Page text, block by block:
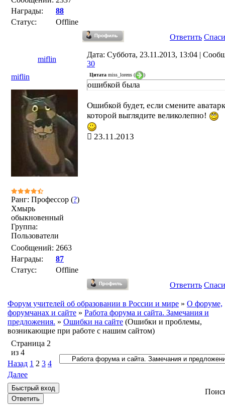
Награды:
88
Статус:
Offline
Ответить
miflin
Дата: Суббота, 23.11.2013, 13:04 |
30
miflin
Ранг: Профессор (?)
Хмырь
обыкновенный
Группа:
Пользователи
Сообщений: 2663
Награды:
87
Статус:
Offline
Цитата miss_lorens ( )
ошибкой была
Ошибкой будет, если смените
которой выглядите великолепно!
23.11.2013
Ответить
Форум учителей об образовании в России и мире » О форуме,
форумчанах и сайте » Работа форума и сайта. Замечания и
предложения. » Ошибки на сайте (Ошибки и проблемы,
возникающие при работе с нашим сайтом)
Страница 2
из 4
Назад 1 2 3 4
Далее